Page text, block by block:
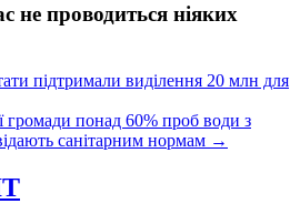
не проводиться ніяких
підтримали виділення 20 млн для
громади понад 60% проб води з
санітарним нормам →